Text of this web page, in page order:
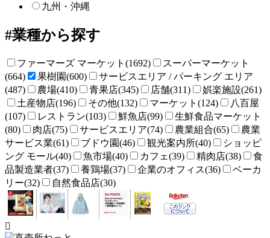
九州・沖縄
業種から探す
ファーマーズ マーケット(1692)
スーパーマーケット
(664)
果樹園(600)
サービスエリア / パーキング エリア
(487)
農場(410) 青果店(345) 店舗(311)
娯楽施設(261)
土産物店(196)
その他(132) マーケット(124)
八百屋
(107)
レストラン(103) 鮮魚店(99)
生鮮食品マーケット
(80)
肉店(75) サービスエリア(74) 農業組合(65)
農業
サービス業(61)
ブドウ園(46) 観光案内所(40)
ショッピ
ング モール(40)
魚市場(40) カフェ(39) 精肉店(38)
食
品製造業者(37)
養鶏場(37) 企業のオフィス(36)
ベーカ
リー(32)
自然食品店(30)